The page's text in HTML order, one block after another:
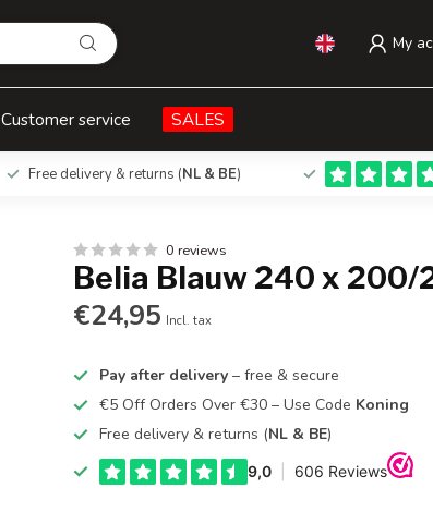
My
Customer service SALES
Free delivery & returns (NL & BE)
0 reviews
Belia Blauw 240 x 200/
€24,95 Incl. tax
Pay after delivery – free & secure
€5 Off Orders Over €30 – Use Code Koning
Free delivery & returns (NL & BE)